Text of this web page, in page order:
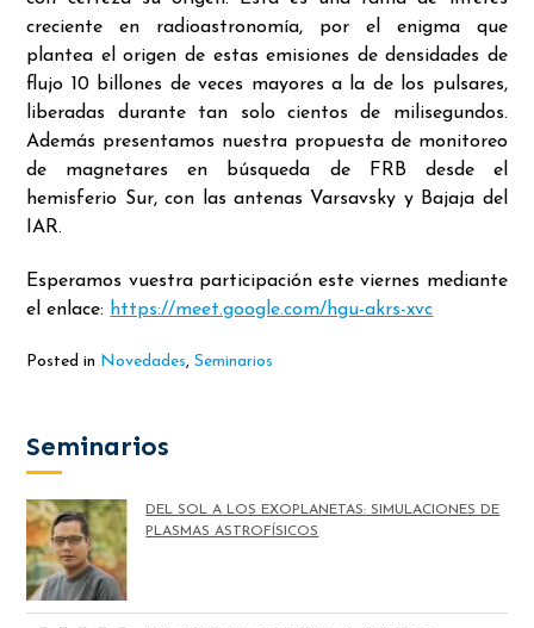
creciente en radioastronomía, por el enigma que
plantea el origen de estas emisiones de densidades de
flujo 10 billones de veces mayores a la de los pulsares,
liberadas durante tan solo cientos de milisegundos.
Además presentamos nuestra propuesta de monitoreo
de magnetares en búsqueda de FRB desde el
hemisferio Sur, con las antenas Varsavsky y Bajaja del
IAR.
Esperamos vuestra participación este viernes mediante
el enlace: https://meet.google.com/hgu-akrs-xvc
Posted in Novedades,Seminarios
Seminarios
DEL SOL A LOS EXOPLANETAS: SIMULACIONES DE
PLASMAS ASTROFÍSICOS